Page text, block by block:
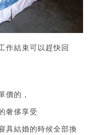
作結束可以趕快回
價的，
奢侈享受
具結婚的時候全部換